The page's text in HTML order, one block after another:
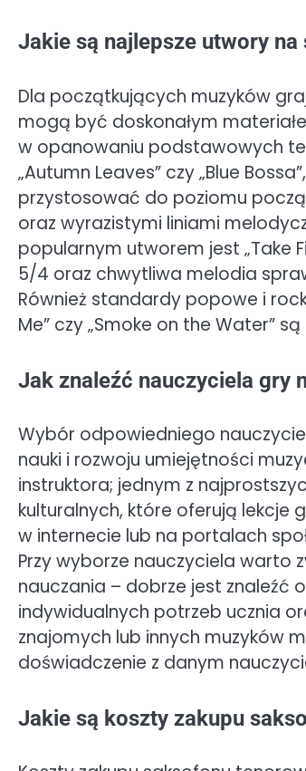
Jakie są najlepsze utwory
Dla początkujących muzyków
mogą być doskonałym
w opanowaniu podstawowych
„Autumn Leaves” czy „Blue
przystosować do poziomu
oraz wyrazistymi liniami
popularnym utworem jest „Take
5/4 oraz chwytliwa melodia
Również standardy popowe i
Me” czy „Smoke on the Water”
Jak znaleźć nauczyciela gry
Wybór odpowiedniego
nauki i rozwoju umiejętności
instruktora; jednym z
kulturalnych, które oferują lekcje
w internecie lub na portalach
Przy wyborze nauczyciela warto
nauczania – dobrze jest
indywidualnych potrzeb ucznia
znajomych lub innych muzyków
doświadczenie z danym
Jakie są koszty zakupu